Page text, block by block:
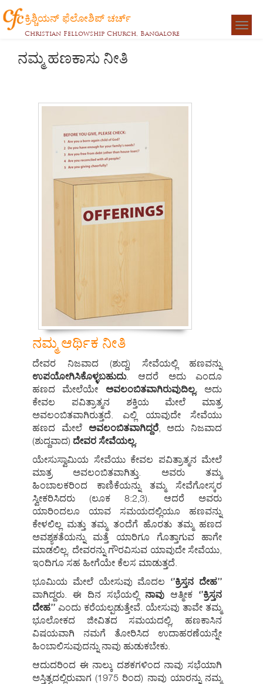
ಕ್ರಿಶ್ಚಿಯನ್ ಫೆಲೋಶಿಪ್ ಚರ್ಚ್
Christian Fellowship Church, Bangalore
ನಮ್ಮ ಹಣಕಾಸು ನೀತಿ
ನಮ್ಮ ಆರ್ಥಿಕ ನೀತಿ
ದೇವರ ನಿಜವಾದ (ಶುದ್ದ) ಸೇವೆಯಲ್ಲಿ ಹಣವನ್ನು
ಉಪಯೋಗಿಸಿಕೊಳ್ಳಬಹುದು. ಆದರೆ ಅದು ಎಂದೂ
ಹಣದ ಮೇಲೆಯೇ ಅವಲಂಬಿತವಾಗಿರುವುದಿಲ್ಲ.ಅದು
ಕೇವಲ ಪವಿತ್ರಾತ್ಮನ ಶಕ್ತಿಯ ಮೇಲೆ ಮಾತ್ರ
ಅವಲಂಬಿತವಾಗಿರುತ್ತದೆ. ಎಲ್ಲಿ ಯಾವುದೇ ಸೇವೆಯು
ಹಣದ ಮೇಲೆ ಅವಲಂಬಿತವಾಗಿದ್ದರೆ, ಅದು ನಿಜವಾದ
(ಶುದ್ದವಾದ) ದೇವರ ಸೇವೆಯಲ್ಲ.
ಯೇಸುಸ್ವಾಮಿಯ ಸೇವೆಯು ಕೇವಲ ಪವಿತ್ರಾತ್ಮನ ಮೇಲೆ
ಮಾತ್ರ ಅವಲಂಬಿತವಾಗಿತ್ತು. ಅವರು ತಮ್ಮ
ಹಿಂಬಾಲಕರಿಂದ ಕಾಣಿಕೆಯನ್ನು ತಮ್ಮ ಸೇವೆಗೋಸ್ಕರ
ಸ್ವೀಕರಿಸಿದರು (ಲೂಕ 8:2,3). ಆದರೆ ಅವರು
ಯಾರಿಂದಲೂ ಯಾವ ಸಮಯದಲ್ಲಿಯೂ ಹಣವನ್ನು
ಕೇಳಲಿಲ್ಲ ಮತ್ತು ತಮ್ಮ ತಂದೆಗೆ ಹೊರತು ತಮ್ಮ ಹಣದ
ಅವಶ್ಯಕತೆಯನ್ನು ಮತ್ತೆ ಯಾರಿಗೂ ಗೊತ್ತಾಗುವ ಹಾಗೇ
ಮಾಡಲಿಲ್ಲ. ದೇವರನ್ನು ಗೌರವಿಸುವ ಯಾವುದೇ ಸೇವೆಯು,
ಇಂದಿಗೂ ಸಹ ಹೀಗೆಯೇ ಕೆಲಸ ಮಾಡುತ್ತದೆ.
ಭೂಮಿಯ ಮೇಲೆ ಯೇಸುವು ಮೊದಲ ‘’ಕ್ರಿಸ್ತನ ದೇಹ’’
ವಾಗಿದ್ದರು. ಈ ದಿನ ಸಭೆಯಲ್ಲಿ ನಾವು ಆತ್ಮೀಕ ‘’ಕ್ರಿಸ್ತನ
ದೇಹ’’ ಎಂದು ಕರೆಯಲ್ಪಡುತ್ತೇವೆ. ಯೇಸುವು ತಾವೇ ತಮ್ಮ
ಭೂಲೋಕದ ಜೀವಿತದ ಸಮಯದಲ್ಲಿ, ಹಣಕಾಸಿನ
ವಿಷಯವಾಗಿ ನಮಗೆ ತೋರಿಸಿದ ಉದಾಹರಣೆಯನ್ನೇ
ಹಿಂಬಾಲಿಸುವುದನ್ನು ನಾವು ಹುಡುಕಬೇಕು.
ಆದುದರಿಂದ ಈ ನಾಲ್ಕು ದಶಕಗಳಿಂದ ನಾವು ಸಭೆಯಾಗಿ
ಅಸ್ತಿತ್ವದಲ್ಲಿರುವಾಗ (1975 ರಿಂದ) ನಾವು ಯಾರನ್ನು ನಮ್ಮ